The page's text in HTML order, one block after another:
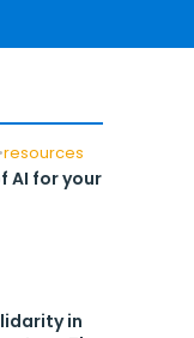
•resources
AI for your
in